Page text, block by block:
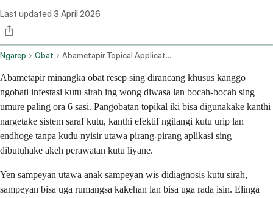
Last updated 3 April 2026
Ngarep Obat Abametapir Topical Application Route
Abametapir minangka obat resep sing dirancang khusus kanggo
ngobati infestasi kutu sirah ing wong diwasa lan bocah-bocah sing
umure paling ora 6 sasi. Pangobatan topikal iki bisa digunakake kanthi
nargetake sistem saraf kutu, kanthi efektif ngilangi kutu urip lan
endhoge tanpa kudu nyisir utawa pirang-pirang aplikasi sing
dibutuhake akeh perawatan kutu liyane.
Yen sampeyan utawa anak sampeyan wis didiagnosis kutu sirah,
sampeyan bisa uga rumangsa kakehan lan bisa uga rada isin. Elinga